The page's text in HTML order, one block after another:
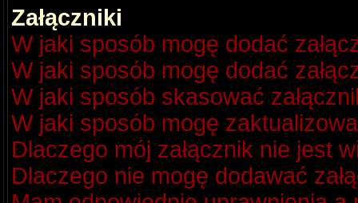
Załączniki
W jaki sposób mogę dodać
W jaki sposób mogę dodać
W jaki sposób skasować
W jaki sposób mogę
Dlaczego mój załącznik nie jest
Dlaczego nie mogę dodawać